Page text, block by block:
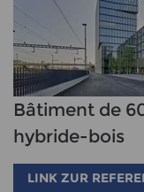
Bâtiment de
hybride-bois
LINK ZUR